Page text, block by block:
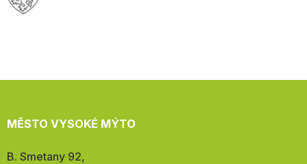
MĚSTO VYSOKÉ MÝTO
Adresa:
B. Smetany 92,